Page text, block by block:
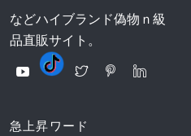
などハイブランド偽物ｎ級
品直販サイト。
急上昇ワード